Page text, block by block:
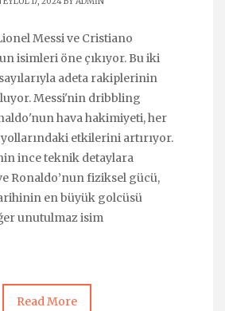
Messi ve Cristiano
isimleri öne çıkıyor. Bu iki
adeta rakiplerinin
Messi'nin dribbling
hava hakimiyeti, her
etkilerini artırıyor.
ince teknik detaylara
Ronaldo’nun fiziksel gücü,
en büyük golcüsü
unutulmaz isim
Read More